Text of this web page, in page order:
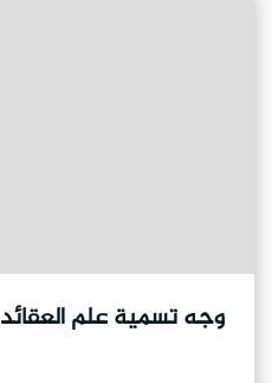
وجه تسمية علم العقائد